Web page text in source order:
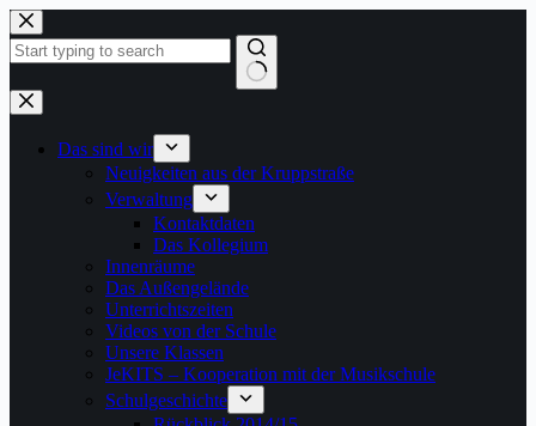
Zum
Inhalt
springen
Keine
Ergebnisse
Das sind wir
Neuigkeiten aus der Kruppstraße
Verwaltung
Kontaktdaten
Das Kollegium
Innenräume
Das Außengelände
Unterrichtszeiten
Videos von der Schule
Unsere Klassen
JeKITS – Kooperation mit der Musikschule
Schulgeschichte